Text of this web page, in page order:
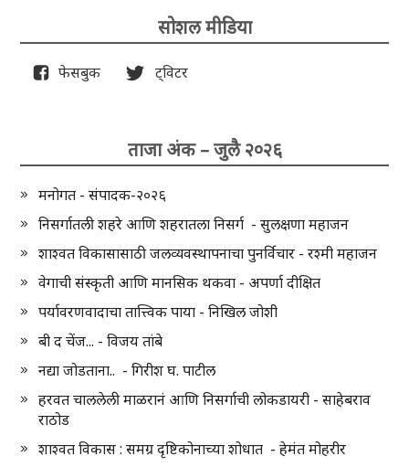
सोशल मीडिया
फेसबुक ट्विटर
ताजा अंक – जुलै २०२६
मनोगत - संपादक-२०२६
निसर्गातली शहरे आणि शहरातला निसर्ग - सुलक्षणा महाजन
शाश्वत विकासासाठी जलव्यवस्थापनाचा पुनर्विचार - रश्मी महाजन
वेगाची संस्कृती आणि मानसिक थकवा - अपर्णा दीक्षित
पर्यावरणवादाचा तात्त्विक पाया - निखिल जोशी
बी द चेंज... - विजय तांबे
नद्या जोडताना.. - गिरीश घ. पाटील
हरवत चाललेली माळरानं आणि निसर्गाची लोकडायरी - साहेबराव
राठोड
शाश्वत विकास : समग्र दृष्टिकोनाच्या शोधात - हेमंत मोहरीर